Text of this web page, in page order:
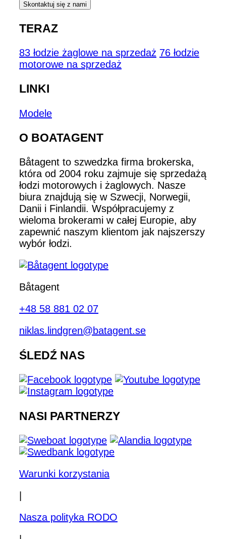
Skontaktuj się z nami
TERAZ
83 łodzie żaglowe na sprzedaż 76 łodzie
motorowe na sprzedaż
LINKI
Modele
O BOATAGENT
Båtagent to szwedzka firma brokerska,
która od 2004 roku zajmuje się sprzedażą
łodzi motorowych i żaglowych. Nasze
biura znajdują się w Szwecji, Norwegii,
Danii i Finlandii. Współpracujemy z
wieloma brokerami w całej Europie, aby
zapewnić naszym klientom jak najszerszy
wybór łodzi.
Båtagent
+48 58 881 02 07
niklas.lindgren@batagent.se
ŚLEDŹ NAS
NASI PARTNERZY
Warunki korzystania
Nasza polityka RODO